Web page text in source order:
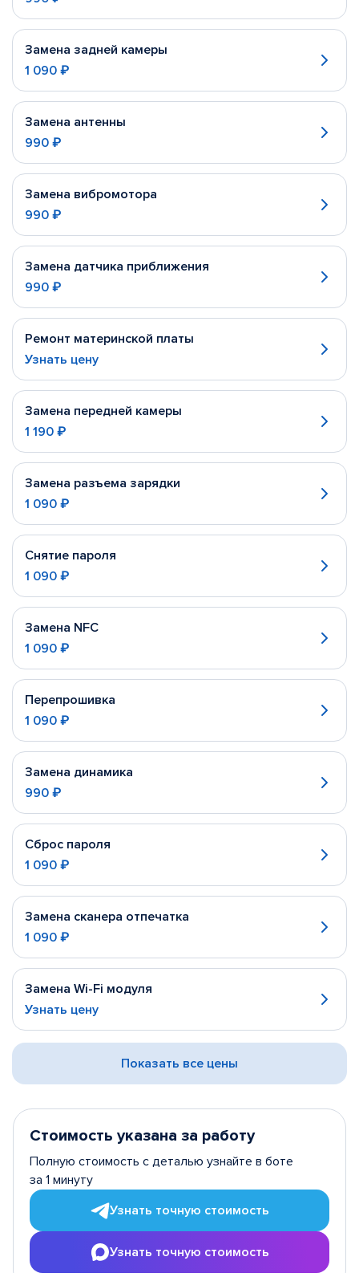
Замена задней камеры
1 090 ₽
Замена антенны
990 ₽
Замена вибромотора
990 ₽
Замена датчика приближения
990 ₽
Ремонт материнской платы
Узнать цену
Замена передней камеры
1 190 ₽
Замена разъема зарядки
1 090 ₽
Снятие пароля
1 090 ₽
Замена NFC
1 090 ₽
Перепрошивка
1 090 ₽
Замена динамика
990 ₽
Сброс пароля
1 090 ₽
Замена сканера отпечатка
1 090 ₽
Замена Wi-Fi модуля
Узнать цену
Показать все цены
Стоимость указана за работу
Полную стоимость с деталью узнайте в боте
за 1 минуту
Узнать точную стоимость
Узнать точную стоимость